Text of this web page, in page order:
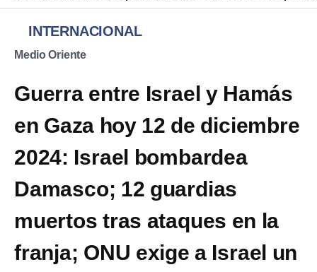
INTERNACIONAL
Medio Oriente
Guerra entre Israel y Hamás
en Gaza hoy 12 de diciembre
2024: Israel bombardea
Damasco; 12 guardias
muertos tras ataques en la
franja; ONU exige a Israel un